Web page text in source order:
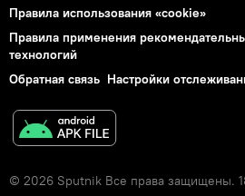
Правила использования «cookie»
Правила применения
технологий
Обратная связь Настройки
© 2026 Sputnik Все права защищены.